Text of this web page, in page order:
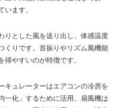
います。
りとした風を送り出し、体感温度
くりです。首振りやリズム風機能
得やすいのが特徴です。
キュレーターはエアコンの冷房を
一化」するために活用、扇風機は